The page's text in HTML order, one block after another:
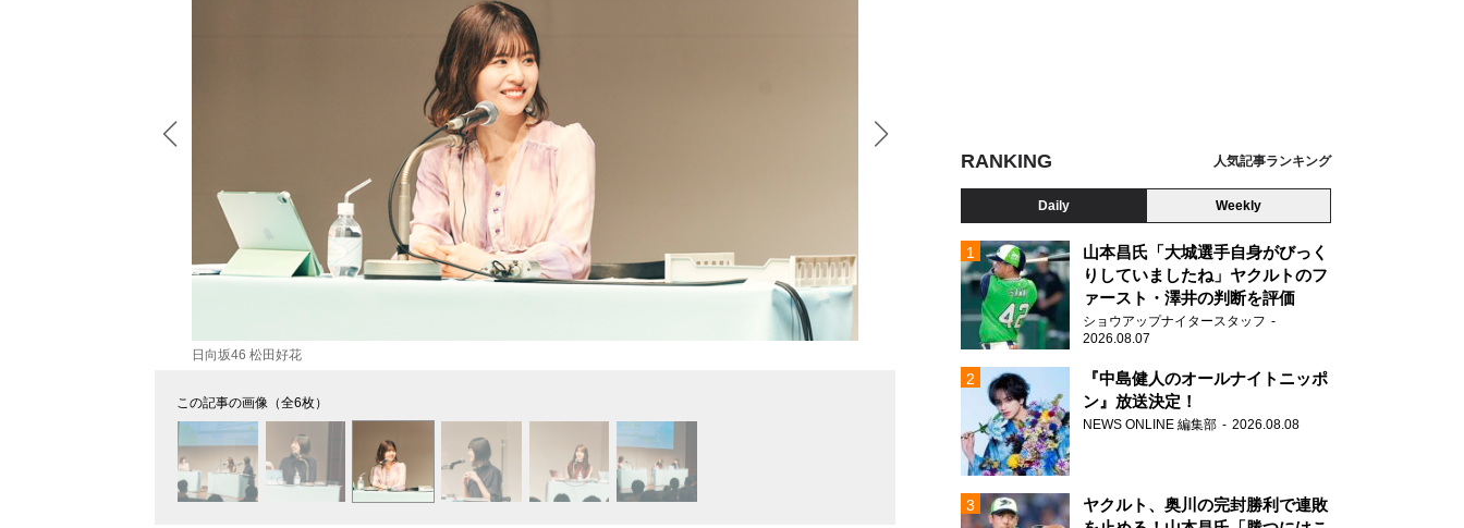
日向坂46 松田好花 日向坂46 髙橋未来虹
この記事の画像（全6枚）
RANKING 人気記事ランキング
Daily Weekly
山本昌氏「大城選手自身がびっく
りしていましたね」ヤクルトのフ
ァースト・澤井の判断を評価
ショウアップナイタースタッフ
2026.08.07
『中島健人のオールナイトニッポ
ン』放送決定！
NEWS ONLINE 編集部 2026.08.08
ヤクルト、奥川の完封勝利で連敗